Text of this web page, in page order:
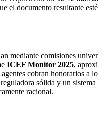
el documento resultante
mediante comisiones
ICEF Monitor 2025,
cobran honorarios a
sólida y un
racional.